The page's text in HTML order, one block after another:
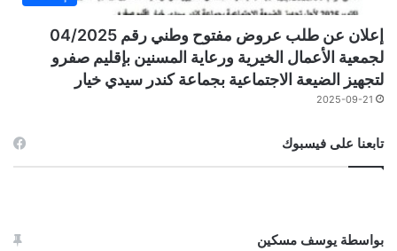
إعلان عن طلب عروض مفتوح وطني رقم 04/2025
لجمعية الأعمال الخيرية ورعاية المسنين بإقليم صفرو
لتجهيز الضيعة الاجتماعية بجماعة كندر سيدي خيار
2025-09-21
تابعنا على فيسبوك
بواسطة يوسف مسكين